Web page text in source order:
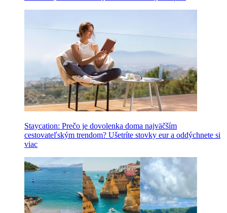
Staycation: Prečo je dovolenka doma najväčším
cestovateľským trendom? Ušetríte stovky eur a oddýchnete si
viac